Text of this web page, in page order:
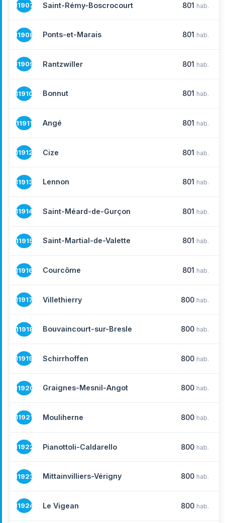
11907 Saint-Rémy-Boscrocourt 801 hab.
11908 Ponts-et-Marais 801 hab.
11909 Rantzwiller 801 hab.
11910 Bonnut 801 hab.
11911 Angé 801 hab.
11912 Cize 801 hab.
11913 Lennon 801 hab.
11914 Saint-Méard-de-Gurçon 801 hab.
11915 Saint-Martial-de-Valette 801 hab.
11916 Courcôme 801 hab.
11917 Villethierry 800 hab.
11918 Bouvaincourt-sur-Bresle 800 hab.
11919 Schirrhoffen 800 hab.
11920 Graignes-Mesnil-Angot 800 hab.
11921 Mouliherne 800 hab.
11922 Pianottoli-Caldarello 800 hab.
11923 Mittainvilliers-Vérigny 800 hab.
11924 Le Vigean 800 hab.